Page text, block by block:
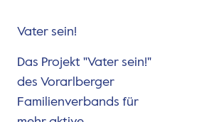
Vater sein!
Das Projekt "Vater sein!"
des Vorarlberger
Familienverbands für